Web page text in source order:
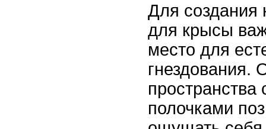
Для создания
для крысы
место для
гнездования.
пространства
полочками